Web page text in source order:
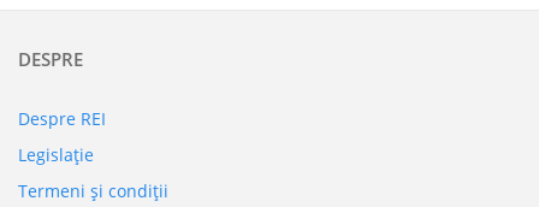
DESPRE
Despre REI
Legislaţie
Termeni şi condiţii